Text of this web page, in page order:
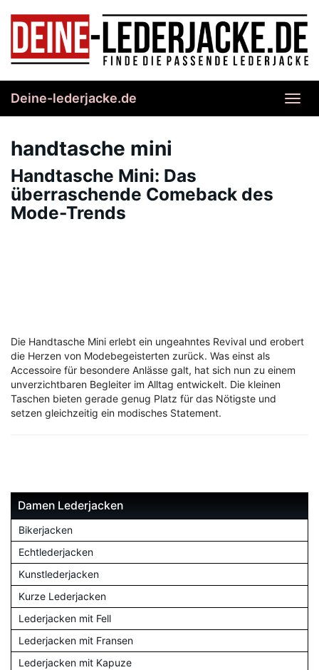
content
Deine-lederjacke.de
handtasche mini
Handtasche Mini: Das
überraschende Comeback des
Mode-Trends
Die Handtasche Mini erlebt ein ungeahntes Revival und erobert
die Herzen von Modebegeisterten zurück. Was einst als
Accessoire für besondere Anlässe galt, hat sich nun zu einem
unverzichtbaren Begleiter im Alltag entwickelt. Die kleinen
Taschen bieten gerade genug Platz für das Nötigste und
setzen gleichzeitig ein modisches Statement.
Damen Lederjacken
Bikerjacken
Echtlederjacken
Kunstlederjacken
Kurze Lederjacken
Lederjacken mit Fell
Lederjacken mit Fransen
Lederjacken mit Kapuze